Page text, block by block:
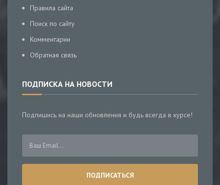
Правила сайта
Поиск по сайту
Комментарии
Обратная связь
ПОДПИСКА НА НОВОСТИ
Подпишись на наши обновления и будь всегда в курсе!